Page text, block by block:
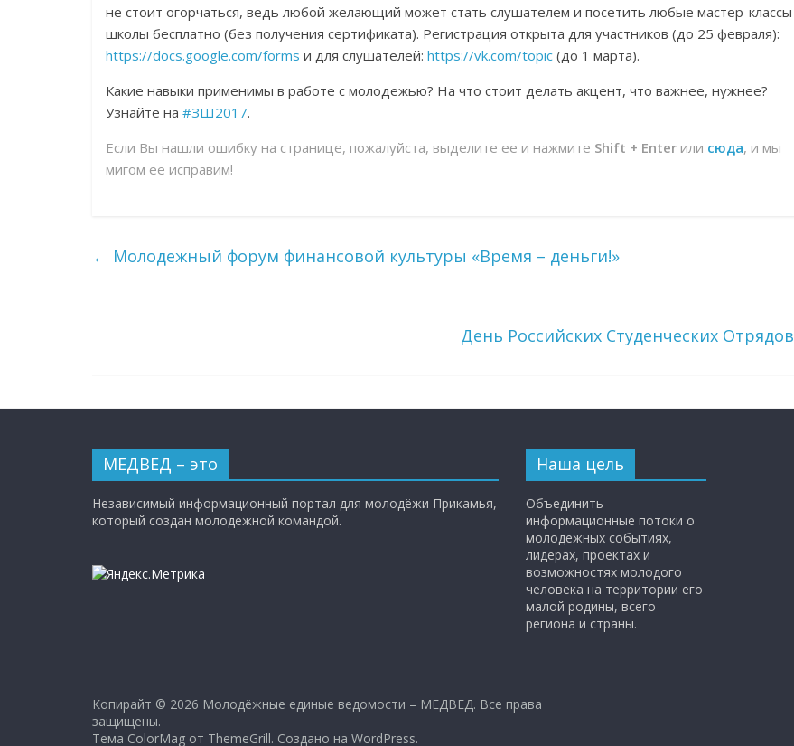
не стоит огорчаться, ведь любой желающий может стать слушателем и посетить любые мастер-классы
школы бесплатно (без получения сертификата). Регистрация открыта для участников (до 25 февраля):
https://docs.google.com/forms и для слушателей: https://vk.com/topic (до 1 марта).
Какие навыки применимы в работе с молодежью? На что стоит делать акцент, что важнее, нужнее?
Узнайте на #ЗШ2017.
Если Вы нашли ошибку на странице, пожалуйста, выделите ее и нажмите Shift + Enter или сюда, и мы
мигом ее исправим!
← Молодежный форум финансовой культуры «Время – деньги!»
День Российских Студенческих Отрядов
МЕДВЕД – это
Независимый информационный портал для молодёжи Прикамья,
который создан молодежной командой.
Наша цель
Объединить
информационные потоки о
молодежных событиях,
лидерах, проектах и
возможностях молодого
человека на территории его
малой родины, всего
региона и страны.
Копирайт © 2026 Молодёжные единые ведомости – МЕДВЕД. Все права
защищены.
Тема ColorMag от ThemeGrill. Создано на WordPress.